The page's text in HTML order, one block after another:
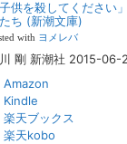
」という親たち』では
ケース19 奴隷化する
話をコミックバンチ
f』出演情報
子供を殺してください
ち (新潮文庫)
with ヨメレバ
剛 新潮社 2015-06-
Amazon
Kindle
楽天ブックス
楽天kobo